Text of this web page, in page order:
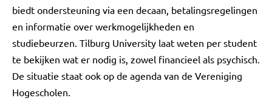
biedt ondersteuning via een decaan, betalingsregelingen
en informatie over werkmogelijkheden en
studiebeurzen. Tilburg University laat weten per student
te bekijken wat er nodig is, zowel financieel als psychisch.
De situatie staat ook op de agenda van de Vereniging
Hogescholen.